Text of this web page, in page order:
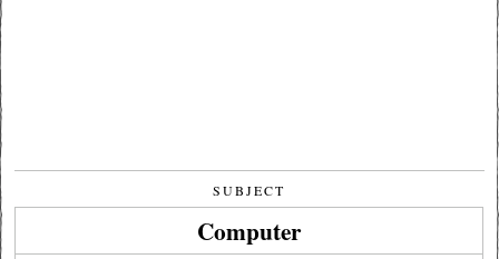
SUBJECT
Computer